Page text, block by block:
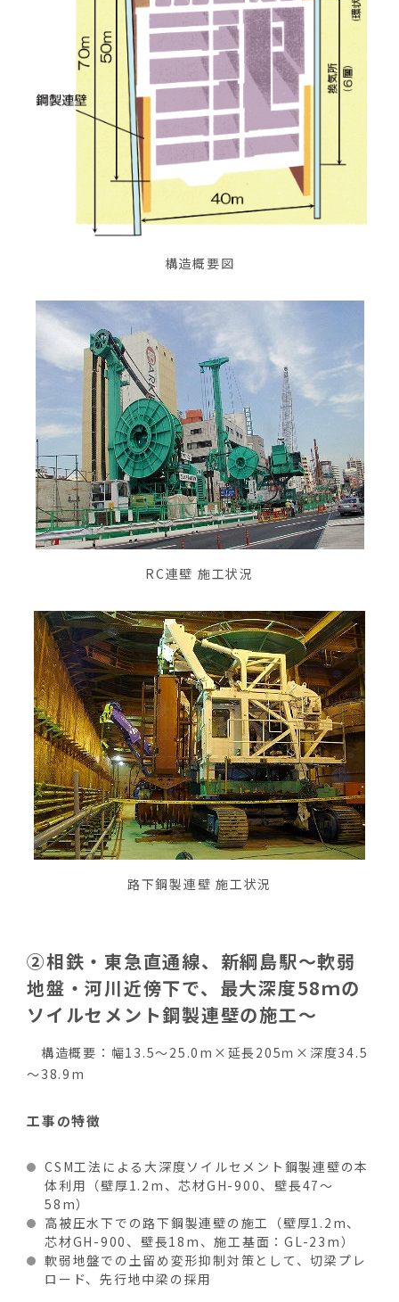
構造概要図
RC連壁 施工状況
路下鋼製連壁 施工状況
②相鉄・東急直通線、新綱島駅～軟弱
地盤・河川近傍下で、最大深度58ｍの
ソイルセメント鋼製連壁の施工～
構造概要：幅13.5～25.0m×延長205ｍ×深度34.5
～38.9m
工事の特徴
CSM工法による大深度ソイルセメント鋼製連壁の本
体利用（壁厚1.2m、芯材GH-900、壁長47～
58m）
高被圧水下での路下鋼製連壁の施工（壁厚1.2m、
芯材GH-900、壁長18m、施工基面：GL-23m）
軟弱地盤での土留め変形抑制対策として、切梁プレ
ロード、先行地中梁の採用